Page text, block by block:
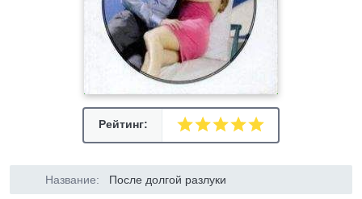
Рейтинг:
Название: После долгой разлуки